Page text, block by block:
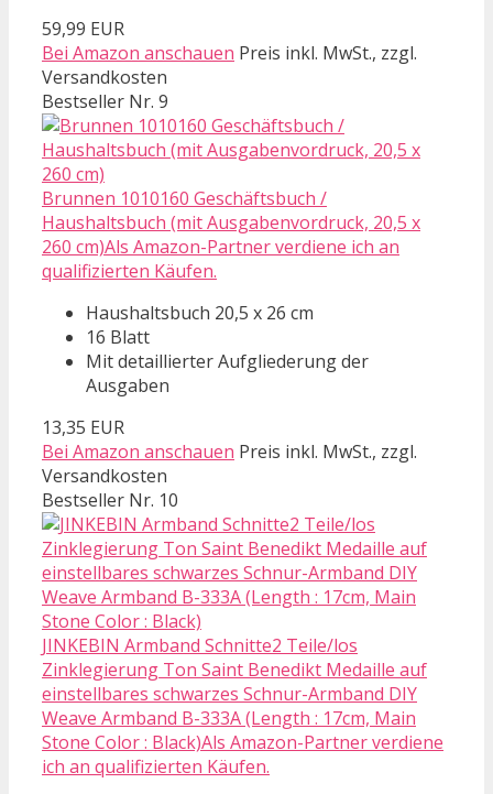
59,99 EUR
Bei Amazon anschauen Preis inkl. MwSt., zzgl.
Versandkosten
Bestseller Nr. 9
Brunnen 1010160 Geschäftsbuch /
Haushaltsbuch (mit Ausgabenvordruck, 20,5 x
260 cm)Als Amazon-Partner verdiene ich an
qualifizierten Käufen.
Haushaltsbuch 20,5 x 26 cm
16 Blatt
Mit detaillierter Aufgliederung der
Ausgaben
13,35 EUR
Bei Amazon anschauen Preis inkl. MwSt., zzgl.
Versandkosten
Bestseller Nr. 10
JINKEBIN Armband Schnitte2 Teile/los
Zinklegierung Ton Saint Benedikt Medaille auf
einstellbares schwarzes Schnur-Armband DIY
Weave Armband B-333A (Length : 17cm, Main
Stone Color : Black)Als Amazon-Partner verdiene
ich an qualifizierten Käufen.